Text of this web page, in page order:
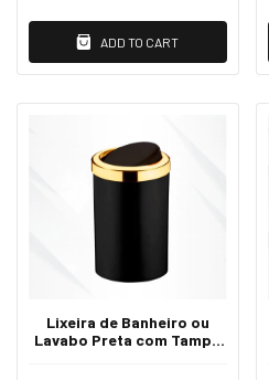
ADD TO CART
Lixeira de Banheiro ou
Lavabo Preta com Tampa